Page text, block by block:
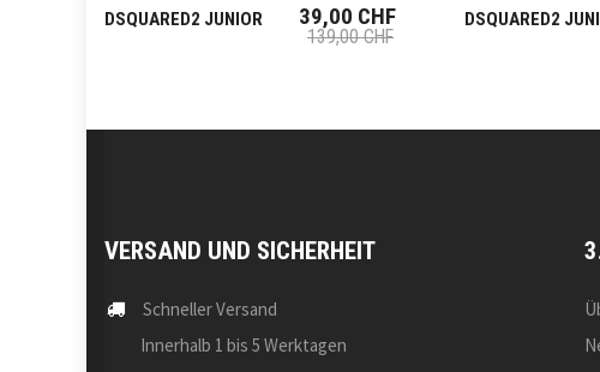
DSQUARED2 JUNIOR 39,00 CHF
139,00 CHF
DSQUARED2
VERSAND UND SICHERHEIT
Schneller Versand
Innerhalb 1 bis 5 Werktagen